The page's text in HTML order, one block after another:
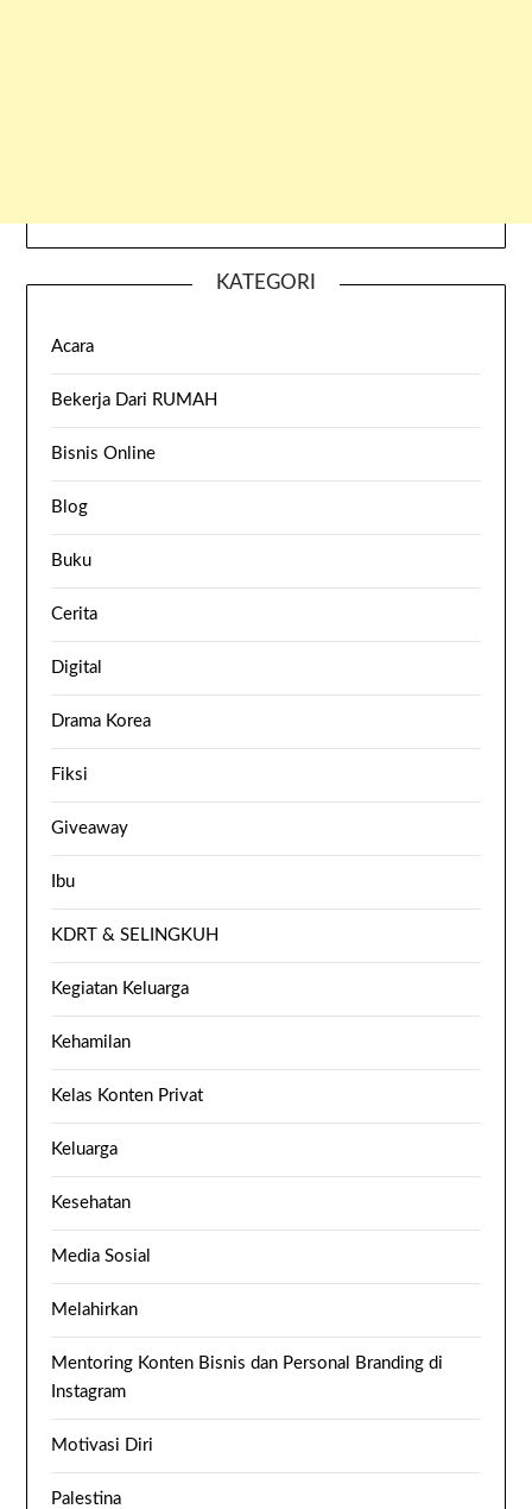
KATEGORI
Acara
Bekerja Dari RUMAH
Bisnis Online
Blog
Buku
Cerita
Digital
Drama Korea
Fiksi
Giveaway
Ibu
KDRT & SELINGKUH
Kegiatan Keluarga
Kehamilan
Kelas Konten Privat
Keluarga
Kesehatan
Media Sosial
Melahirkan
Mentoring Konten Bisnis dan Personal Branding di
Instagram
Motivasi Diri
Palestina